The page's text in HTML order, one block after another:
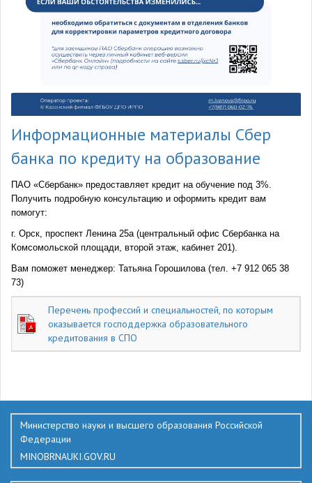
Информационные материалы Сбер
банка по кредиту на образование
ПАО «Сбербанк» предоставляет кредит на обучение под 3%.
Получить подробную консультацию и оформить кредит вам
помогут:
г. Орск, проспект Ленина 25а (центральный офис Сбербанка на
Комсомольской площади, второй этаж, кабинет 201).
Вам поможет менеджер: Татьяна Горошилова (тел. +7 912 065 38
73)
Перечень профессий и специальностей, по которым
оказывается господдержка образовательного
кредитования в СПО
Министерство науки и высшего образования Российской
Федерации
MINOBRNAUKI.GOV.RU